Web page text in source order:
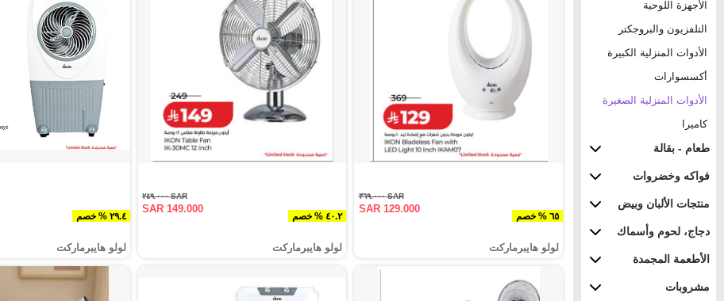
الأجهزة اللوحية
التلفزيون والبروجكتر
الأدوات المنزلية الكبيرة
أكسسوارات
الأدوات المنزلية الصغيرة
كاميرا
طعام - بقالة
فواكه وخضروات
منتجات الألبان وبيض
دجاج، لحوم وأسماك
الأطعمة المجمدة
مشروبات
٦٥ % خصم
SAR ٣٦٩.٠٠٠
SAR 129.000
لولو هايبرماركت
٤٠.٢ % خصم
SAR ٢٤٩.٠٠٠
SAR 149.000
لولو هايبرماركت
٢٩.٤ % خصم
لولو هايبرماركت